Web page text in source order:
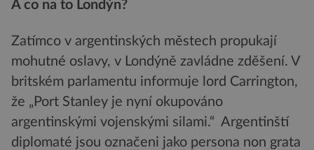
A co na to Londýn?
Zatímco v argentinských městech propukají
mohutné oslavy, v Londýně zavládne zděšení. V
britském parlamentu informuje lord Carrington,
že „Port Stanley je nyní okupováno
argentinskými vojenskými silami.“ Argentinští
diplomaté jsou označeni jako persona non grata